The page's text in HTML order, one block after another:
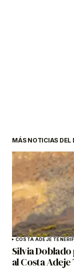
MÁS NOTICIAS DEL
COSTA ADEJE
Silvia
al Costa